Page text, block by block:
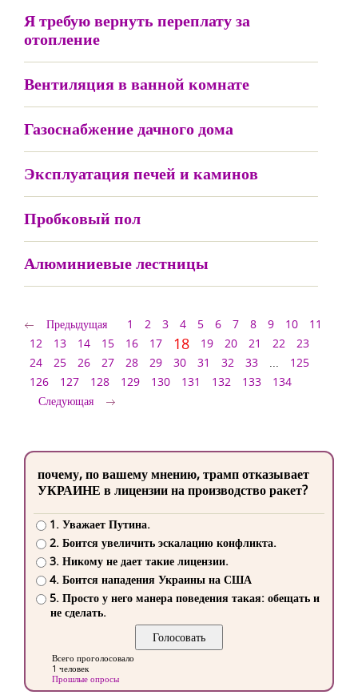
Я требую вернуть переплату за
отопление
Вентиляция в ванной комнате
Газоснабжение дачного дома
Эксплуатация печей и каминов
Пробковый пол
Алюминиевые лестницы
Предыдущая 1 2 3 4 5 6 7 8 9 10
11
12
13 14 15 16 17 18 19 20 21 22
23
24
25 26 27 28 29 30 31 32 33 ...
125
126
127 128 129 130 131 132 133
134
Следующая
почему, по вашему мнению, трамп отказывает
УКРАИНЕ в лицензии на производство ракет?
1. Уважает Путина.
2. Боится увеличить эскалацию конфликта.
3. Никому не дает такие лицензии.
4. Боится нападения Украины на США
5. Просто у него манера поведения такая: обещать и
не сделать.
Всего проголосовало
1 человек
Прошлые опросы